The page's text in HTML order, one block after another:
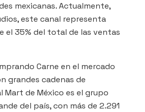
mexicanas. Actualmente,
este canal representa
el 35% del total de las ventas
grandes cadenas de
Mart de México es el grupo
del país, con más de 2.291